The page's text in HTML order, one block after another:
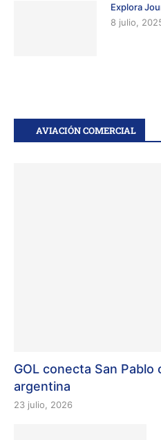
Explora
8 julio,
AVIACIÓN COMERCIAL
GOL conecta San Pablo
argentina
23 julio, 2026